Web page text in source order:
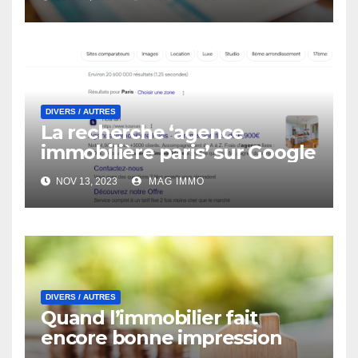
DIVERS / AUTRES
La recherche ‘agence
immobilière paris’ sur Google
NOV 13, 2023 MAG IMMO
DIVERS / AUTRES
Quand l’immobilier fait
encore bonne impression